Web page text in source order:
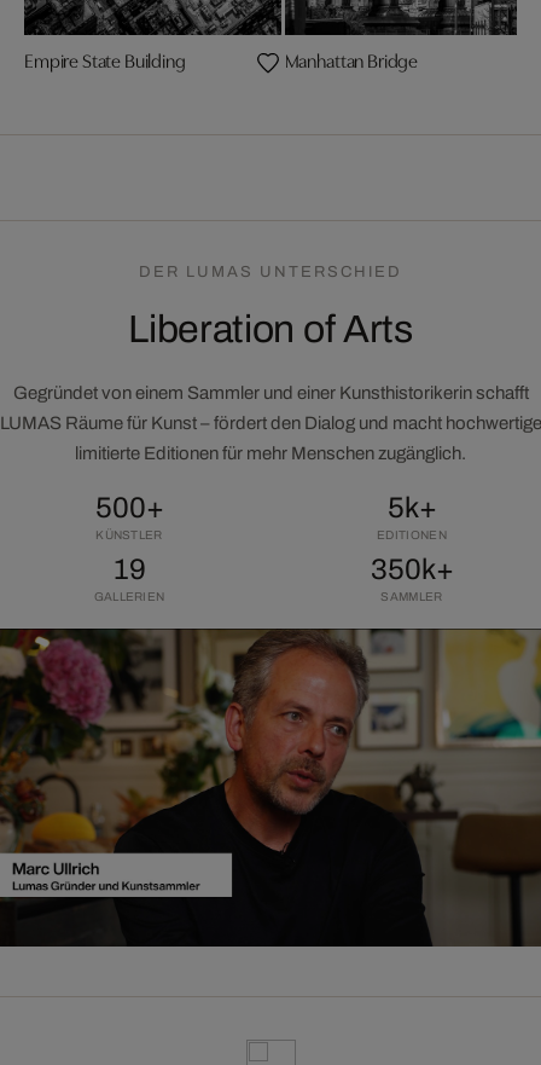
Empire State Building Manhattan Bridge
DER LUMAS UNTERSCHIED
Liberation of Arts
Gegründet von einem Sammler und einer Kunsthistorikerin schafft
LUMAS Räume für Kunst – fördert den Dialog und macht hochwertige
limitierte Editionen für mehr Menschen zugänglich.
500+
KÜNSTLER
5k+
EDITIONEN
19
GALLERIEN
350k+
SAMMLER